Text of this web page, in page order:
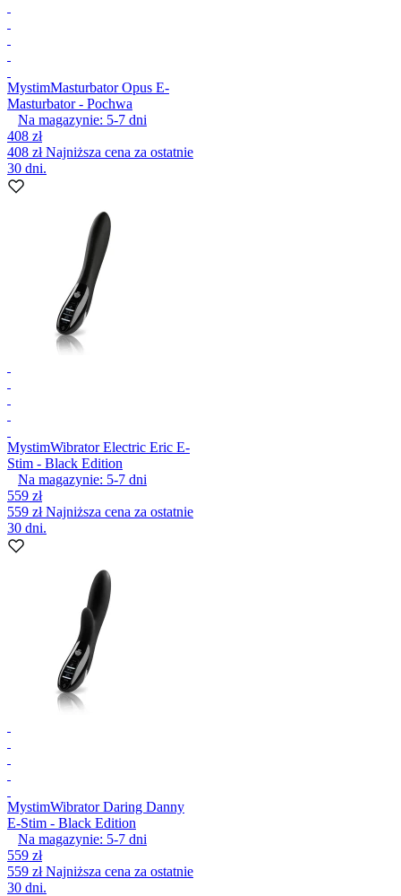
MystimMasturbator Opus E-
Masturbator - Pochwa
Na magazynie: 5-7 dni
408 zł
408 złNajniższa cena za ostatnie
30 dni.
MystimWibrator Electric Eric E-
Stim - Black Edition
Na magazynie: 5-7 dni
559 zł
559 złNajniższa cena za ostatnie
30 dni.
MystimWibrator Daring Danny
E-Stim - Black Edition
Na magazynie: 5-7 dni
559 zł
559 złNajniższa cena za ostatnie
30 dni.